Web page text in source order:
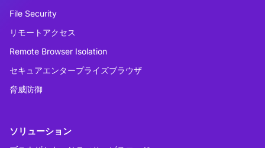
File Security
リモートアクセス
Remote Browser Isolation
セキュアエンタープライズブラウザ
脅威防御
ソリューション